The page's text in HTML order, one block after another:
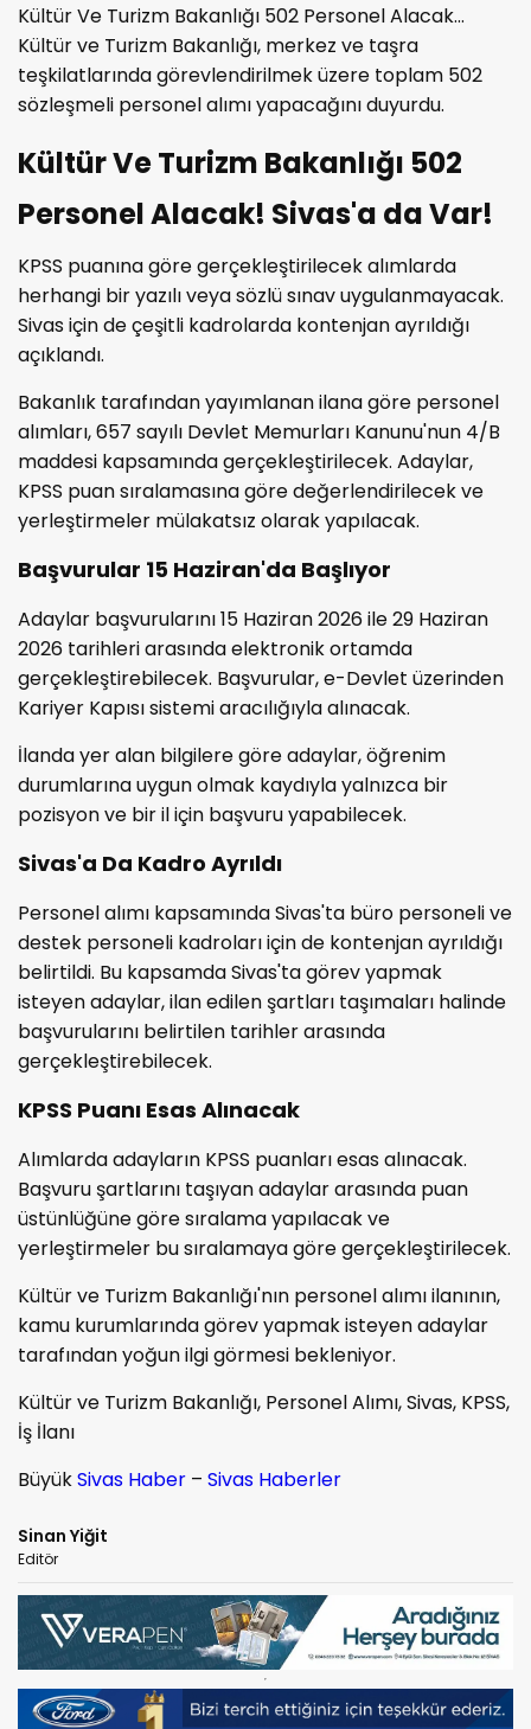
Kültür Ve Turizm Bakanlığı 502 Personel Alacak...
Kültür ve Turizm Bakanlığı, merkez ve taşra
teşkilatlarında görevlendirilmek üzere toplam 502
sözleşmeli personel alımı yapacağını duyurdu.
Kültür Ve Turizm Bakanlığı 502
Personel Alacak! Sivas'a da Var!
KPSS puanına göre gerçekleştirilecek alımlarda
herhangi bir yazılı veya sözlü sınav uygulanmayacak.
Sivas için de çeşitli kadrolarda kontenjan ayrıldığı
açıklandı.
Bakanlık tarafından yayımlanan ilana göre personel
alımları, 657 sayılı Devlet Memurları Kanunu'nun 4/B
maddesi kapsamında gerçekleştirilecek. Adaylar,
KPSS puan sıralamasına göre değerlendirilecek ve
yerleştirmeler mülakatsız olarak yapılacak.
Başvurular 15 Haziran'da Başlıyor
Adaylar başvurularını 15 Haziran 2026 ile 29 Haziran
2026 tarihleri arasında elektronik ortamda
gerçekleştirebilecek. Başvurular, e-Devlet üzerinden
Kariyer Kapısı sistemi aracılığıyla alınacak.
İlanda yer alan bilgilere göre adaylar, öğrenim
durumlarına uygun olmak kaydıyla yalnızca bir
pozisyon ve bir il için başvuru yapabilecek.
Sivas'a Da Kadro Ayrıldı
Personel alımı kapsamında Sivas'ta büro personeli ve
destek personeli kadroları için de kontenjan ayrıldığı
belirtildi. Bu kapsamda Sivas'ta görev yapmak
isteyen adaylar, ilan edilen şartları taşımaları halinde
başvurularını belirtilen tarihler arasında
gerçekleştirebilecek.
KPSS Puanı Esas Alınacak
Alımlarda adayların KPSS puanları esas alınacak.
Başvuru şartlarını taşıyan adaylar arasında puan
üstünlüğüne göre sıralama yapılacak ve
yerleştirmeler bu sıralamaya göre gerçekleştirilecek.
Kültür ve Turizm Bakanlığı'nın personel alımı ilanının,
kamu kurumlarında görev yapmak isteyen adaylar
tarafından yoğun ilgi görmesi bekleniyor.
Kültür ve Turizm Bakanlığı, Personel Alımı, Sivas, KPSS,
İş İlanı
BüyükSivas Haber – Sivas Haberler
Sinan Yiğit
Editör